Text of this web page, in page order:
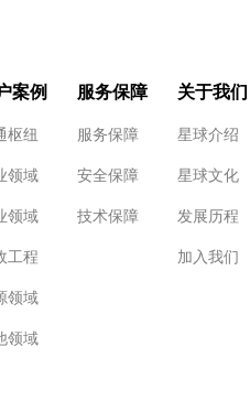
案例
枢纽
领域
领域
工程
领域
领域
服务保障
服务保障
安全保障
技术保障
关于我们
星球介绍
星球文化
发展历程
加入我们